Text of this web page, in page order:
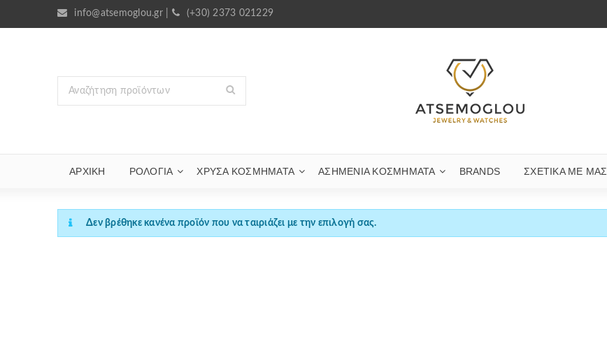
info@atsemoglou.gr| (+30) 2373 021229
ΑΡΧΙΚΗ ΡΟΛΟΓΙΑ ΧΡΥΣΆ ΚΟΣΜΉΜΑΤΑ ΑΣΗΜΈΝΙΑ ΚΟΣΜΉΜΑΤΑ BRANDS ΣΧΕΤΙΚΆ ΜΕ ΜΑΣ
Δεν βρέθηκε κανένα προϊόν που να ταιριάζει με την επιλογή σας.